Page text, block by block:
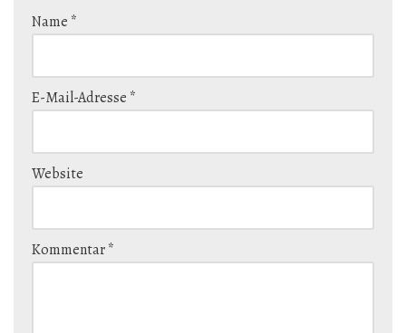
Name *
E-Mail-Adresse *
Website
Kommentar*